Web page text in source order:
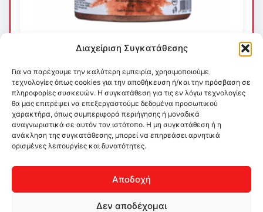
Διαχείριση Συγκατάθεσης
Για να παρέχουμε την καλύτερη εμπειρία, χρησιμοποιούμε
τεχνολογίες όπως cookies για την αποθήκευση ή/και την πρόσβαση σε
πληροφορίες συσκευών. Η συγκατάθεση για τις εν λόγω τεχνολογίες
θα μας επιτρέψει να επεξεργαστούμε δεδομένα προσωπικού
χαρακτήρα, όπως συμπεριφορά περιήγησης ή μοναδικά
αναγνωριστικά σε αυτόν τον ιστότοπο. Η μη συγκατάθεση ή η
ανάκληση της συγκατάθεσης, μπορεί να επηρεάσει αρνητικά
ορισμένες λειτουργίες και δυνατότητες.
Αποδοχή
Δεν αποδέχομαι